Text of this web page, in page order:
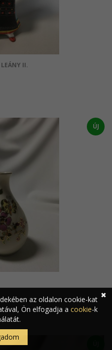
II.
ÚJ
az oldalon cookie-kat
Ön elfogadja a cookie-k
✖